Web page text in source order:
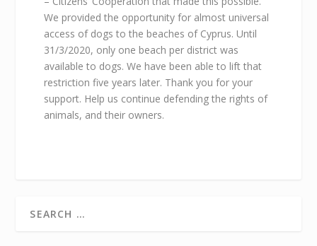
We provided the opportunity for almost universal
access of dogs to the beaches of Cyprus. Until
31/3/2020, only one beach per district was
available to dogs. We have been able to lift that
restriction five years later. Thank you for your
support. Help us continue defending the rights of
animals, and their owners.